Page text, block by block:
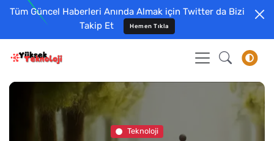
Tüm Güncel Haberleri Anında Almak için Twitter da Bizi
Takip Et
Hemen Tıkla
Teknoloji